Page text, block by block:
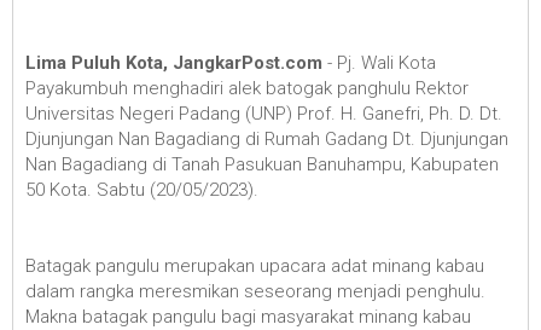
Lima Puluh Kota, JangkarPost.com - Pj. Wali Kota
Payakumbuh menghadiri alek batogak panghulu Rektor
Universitas Negeri Padang (UNP) Prof. H. Ganefri, Ph. D. Dt.
Djunjungan Nan Bagadiang di Rumah Gadang Dt. Djunjungan
Nan Bagadiang di Tanah Pasukuan Banuhampu, Kabupaten
50 Kota. Sabtu (20/05/2023).
Batagak pangulu merupakan upacara adat minang kabau
dalam rangka meresmikan seseorang menjadi penghulu.
Makna batagak pangulu bagi masyarakat minang kabau